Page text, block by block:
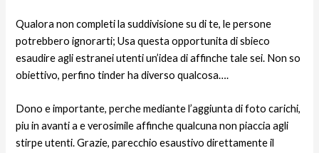
Qualora non completi la suddivisione su di te, le persone
potrebbero ignorarti; Usa questa opportunita di sbieco
esaudire agli estranei utenti un’idea di affinche tale sei. Non so
obiettivo, perfino tinder ha diverso qualcosa….
Dono e importante, perche mediante l’aggiunta di foto carichi,
piu in avanti a e verosimile affinche qualcuna non piaccia agli
stirpe utenti. Grazie, parecchio esaustivo direttamente il